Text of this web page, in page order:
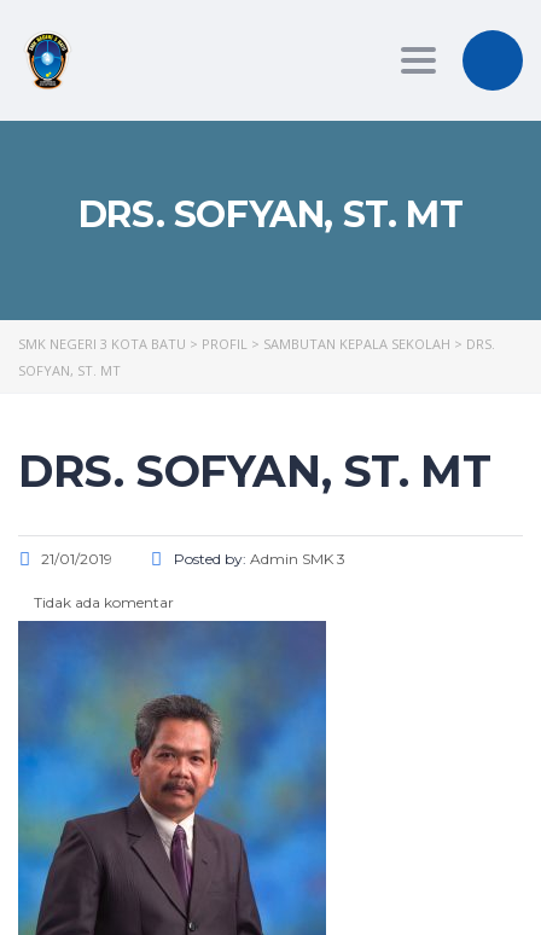
Toggle
DRS. SOFYAN, ST. MT
SMK NEGERI 3 KOTA BATU > PROFIL > SAMBUTAN KEPALA SEKOLAH > DRS.
SOFYAN, ST. MT
DRS. SOFYAN, ST. MT
21/01/2019 Posted by: Admin SMK 3
Tidak ada komentar